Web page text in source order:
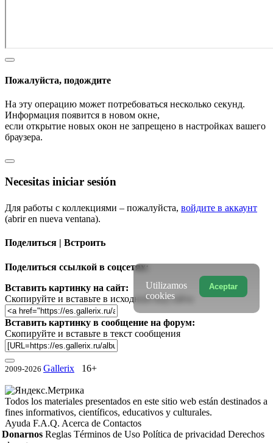
Пожалуйста, подождите
На эту операцию может потребоваться несколько секунд.
Информация появится в новом окне,
если открытие новых окон не запрещено в настройках вашего
браузера.
Necesitas iniciar sesión
Для работы с коллекциями – пожалуйста, войдите в аккаунт
(abrir en nueva ventana).
Поделиться | Встроить
Поделиться ссылкой в соцсетях:
Вставить картинку на сайт:
Скопируйте и вставьте в исходный код сайта
Вставить картинку в сообщение на форум:
Скопируйте и вставьте в текст сообщения
2009-2026 Gallerix 16+
Todos los materiales presentados en este sitio web están destinados a
fines informativos, científicos, educativos y culturales.
Ayuda F.A.Q. Acerca de Contactos
Donarnos Reglas Términos de Uso Política de privacidad Derechos
Aceptar
Utilizamos
cookies